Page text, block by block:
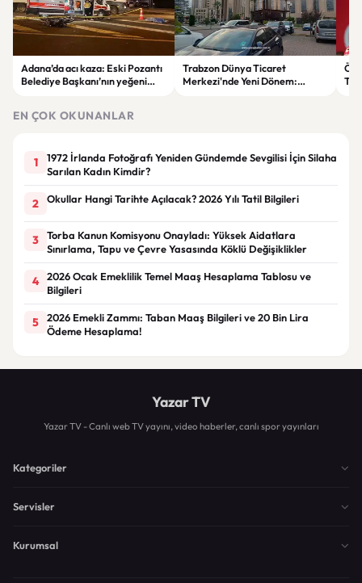
Adana’da acı kaza: Eski Pozantı
Belediye Başkanı’nın yeğeni
Trabzon Dünya Ticaret
Merkezi'nde Yeni Dönem:
EN ÇOK OKUNANLAR
1
1972 İrlanda Fotoğrafı Yeniden Gündemde Sevgilisi İçin Silaha
Sarılan Kadın Kimdir?
2 Okullar Hangi Tarihte Açılacak? 2026 Yılı Tatil Bilgileri
3
Torba Kanun Komisyonu Onayladı: Yüksek Aidatlara
Sınırlama, Tapu ve Çevre Yasasında Köklü Değişiklikler
4
2026 Ocak Emeklilik Temel Maaş Hesaplama Tablosu ve
Bilgileri
5
2026 Emekli Zammı: Taban Maaş Bilgileri ve 20 Bin Lira
Ödeme Hesaplama!
Yazar TV
Yazar TV - Canlı web TV yayını, video haberler, canlı spor yayınları
Kategoriler
Servisler
Kurumsal